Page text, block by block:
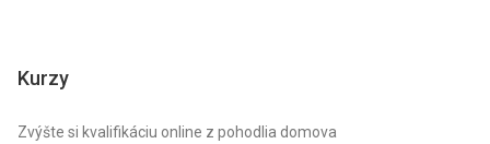
Kurzy
Zvýšte si kvalifikáciu online z pohodlia domova